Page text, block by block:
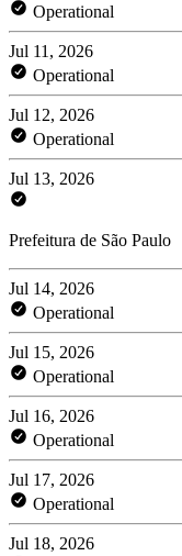
Operational
Jul 11, 2026
Operational
Jul 12, 2026
Operational
Jul 13, 2026
Prefeitura de São Paulo
Jul 14, 2026
Operational
Jul 15, 2026
Operational
Jul 16, 2026
Operational
Jul 17, 2026
Operational
Jul 18, 2026